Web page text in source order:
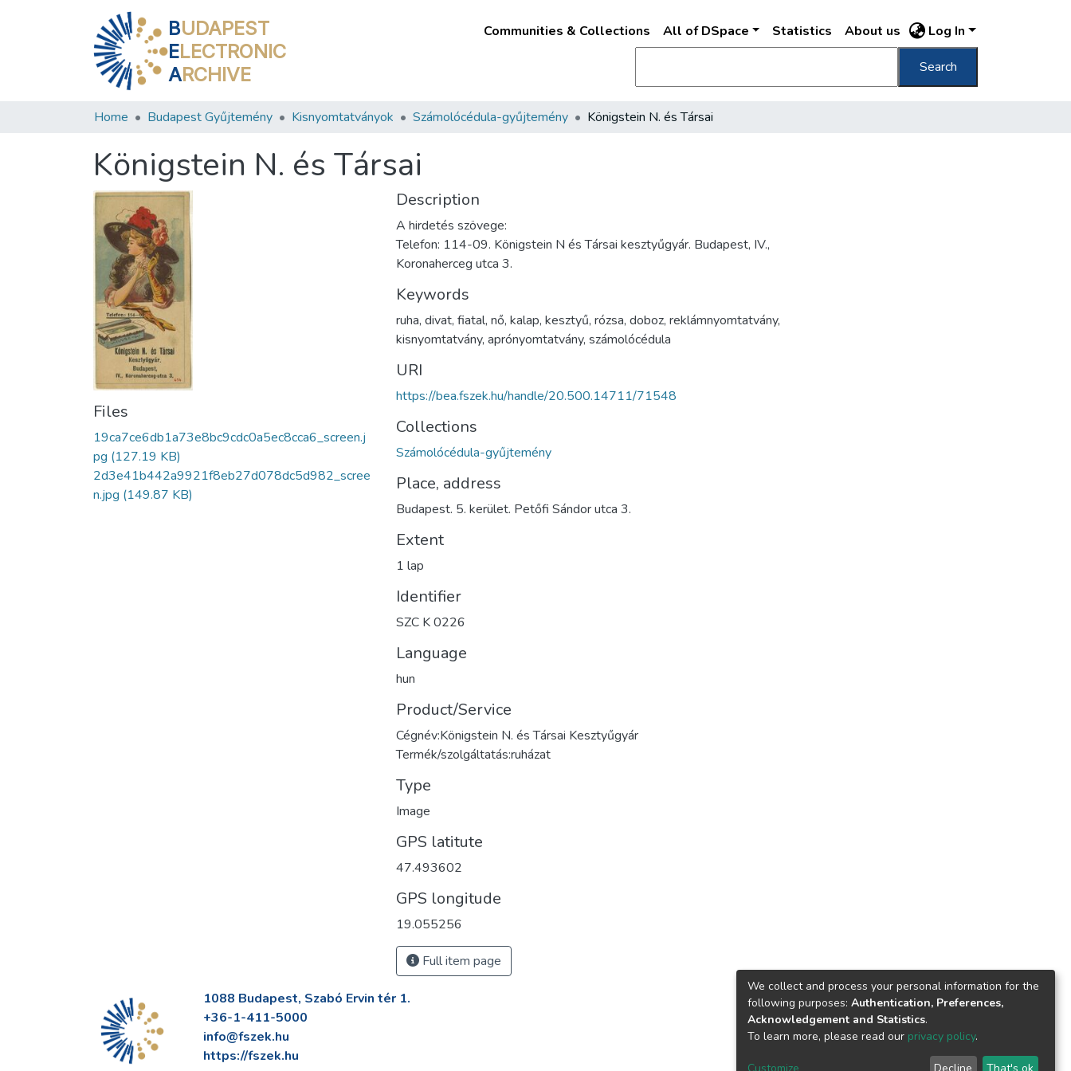
BUDAPEST
ELECTRONIC
ARCHIVE
Communities & Collections All of DSpace Statistics About us Log In
Search
Home Budapest Gyűjtemény Kisnyomtatványok Számolócédula-gyűjtemény Königstein N. és Társai
Königstein N. és Társai
Files
19ca7ce6db1a73e8bc9cdc0a5ec8cca6_screen.j
pg (127.19 KB)
2d3e41b442a9921f8eb27d078dc5d982_scree
n.jpg (149.87 KB)
Description
A hirdetés szövege:
Telefon: 114-09. Königstein N és Társai kesztyűgyár. Budapest, IV.,
Koronaherceg utca 3.
Keywords
ruha, divat, fiatal, nő, kalap, kesztyű, rózsa, doboz, reklámnyomtatvány,
kisnyomtatvány, aprónyomtatvány, számolócédula
URI
https://bea.fszek.hu/handle/20.500.14711/71548
Collections
Számolócédula-gyűjtemény
Place, address
Budapest. 5. kerület. Petőfi Sándor utca 3.
Extent
1 lap
Identifier
SZC K 0226
Language
hun
Product/Service
Cégnév:Königstein N. és Társai Kesztyűgyár
Termék/szolgáltatás:ruházat
Type
Image
GPS latitute
47.493602
GPS longitude
19.055256
Full item page
1088 Budapest, Szabó Ervin tér 1.
+36-1-411-5000
info@fszek.hu
https://fszek.hu
We collect and process your personal information for the
following purposes: Authentication, Preferences,
Acknowledgement and Statistics.
To learn more, please read our privacy policy.